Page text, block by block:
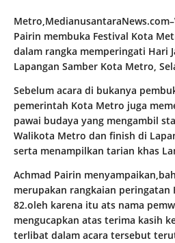
Pairin membuka Festival Kota
dalam rangka memperingati Hari
Lapangan Samber Kota Metro,
Sebelum acara di bukanya
pemerintah Kota Metro juga
pawai budaya yang mengambil
Walikota Metro dan finish di
serta menampilkan tarian khas
Achmad Pairin
merupakan rangkaian peringatan
82.oleh karena itu ats nama
mengucapkan atas terima kasih
terlibat dalam acara tersebut